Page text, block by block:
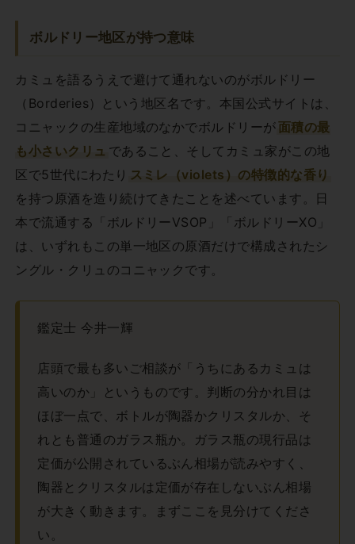
ボルドリー地区が持つ意味
カミュを語るうえで避けて通れないのがボルドリー
（Borderies）という地区名です。本国公式サイトは、
コニャックの生産地域のなかでボルドリーが面積の最
も小さいクリュ であること、そしてカミュ家がこの地
区で5世代にわたり スミレ（violets）の特徴的な香り
を持つ原酒を造り続けてきたことを述べています。日
本で流通する「ボルドリーVSOP」「ボルドリーXO」
は、いずれもこの単一地区の原酒だけで構成されたシ
ングル・クリュのコニャックです。
鑑定士 今井一輝
店頭で最も多いご相談が「うちにあるカミュは
高いのか」というものです。判断の分かれ目は
ほぼ一点で、ボトルが陶器かクリスタルか、そ
れとも普通のガラス瓶か。ガラス瓶の現行品は
定価が公開されているぶん相場が読みやすく、
陶器とクリスタルは定価が存在しないぶん相場
が大きく動きます。まずここを見分けてくださ
い。